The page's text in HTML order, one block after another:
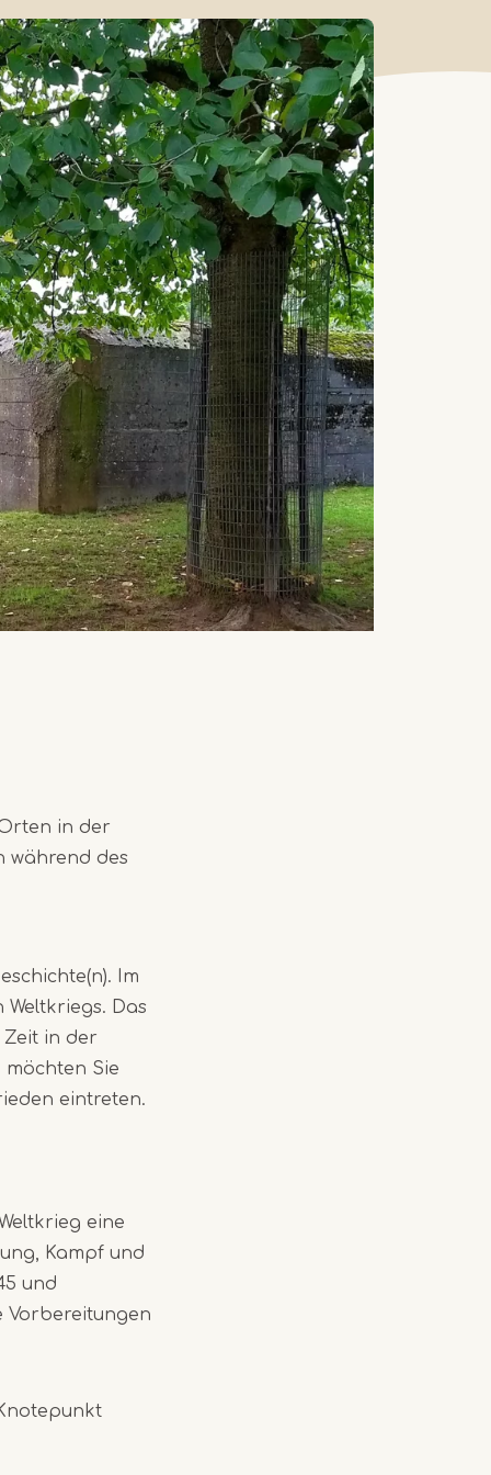
in der
während des
Im
Das
in der
Sie
eintreten.
eine
Kampf und
und
Vorbereitungen